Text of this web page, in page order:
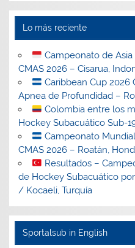
Lo más reciente
Campeonato de
CMAS 2026 – Cisarua,
Caribbean Cup 2026
Apnea de Profundidad –
Colombia entre los
Hockey Subacuático Sub-
Campeonato
CMAS 2026 – Roatán,
Resultados –
de Hockey Subacuático
/ Kocaeli, Turquía
Sportalsub in English